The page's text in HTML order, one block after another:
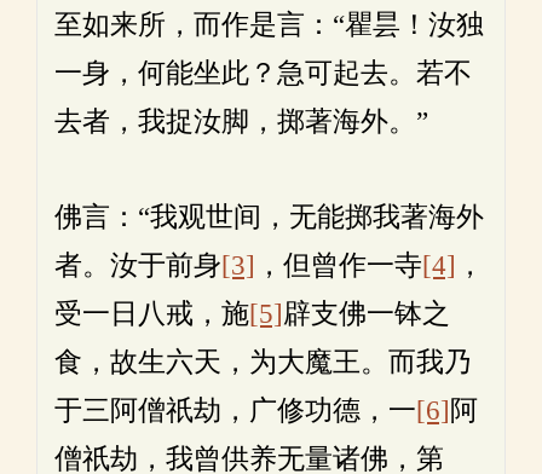
至如来所，而作是言：“瞿昙！汝独
一身，何能坐此？急可起去。若不
去者，我捉汝脚，掷著海外。”
佛言：“我观世间，无能掷我著海外
者。汝于前身[3] ，但曾作一寺[4] ，
受一日八戒，施[5]辟支佛一钵之
食，故生六天，为大魔王。而我乃
于三阿僧祇劫，广修功德，一[6]阿
僧祇劫，我曾供养无量诸佛，第